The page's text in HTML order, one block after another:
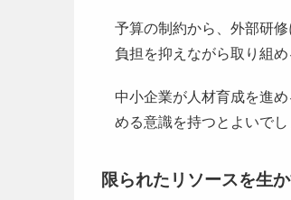
予算の制約から、外部研
負担を抑えながら取り組
中小企業が人材育成を進
める意識を持つとよいでし
限られたリソースを生